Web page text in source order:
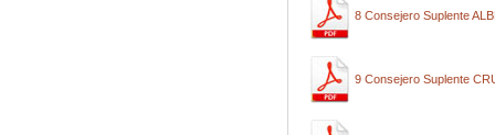
8 Consejero Suplente
9 Consejero Suplente